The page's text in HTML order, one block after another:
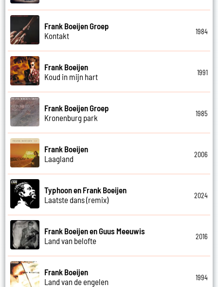
Frank Boeijen Groep
Kontakt
1984
Frank Boeijen
Koud in mijn hart
1991
Frank Boeijen Groep
Kronenburg park
1985
Frank Boeijen
Laagland
2006
Typhoon en Frank Boeijen
Laatste dans (remix)
2024
Frank Boeijen en Guus Meeuwis
Land van belofte
2016
Frank Boeijen
Land van de engelen
1994